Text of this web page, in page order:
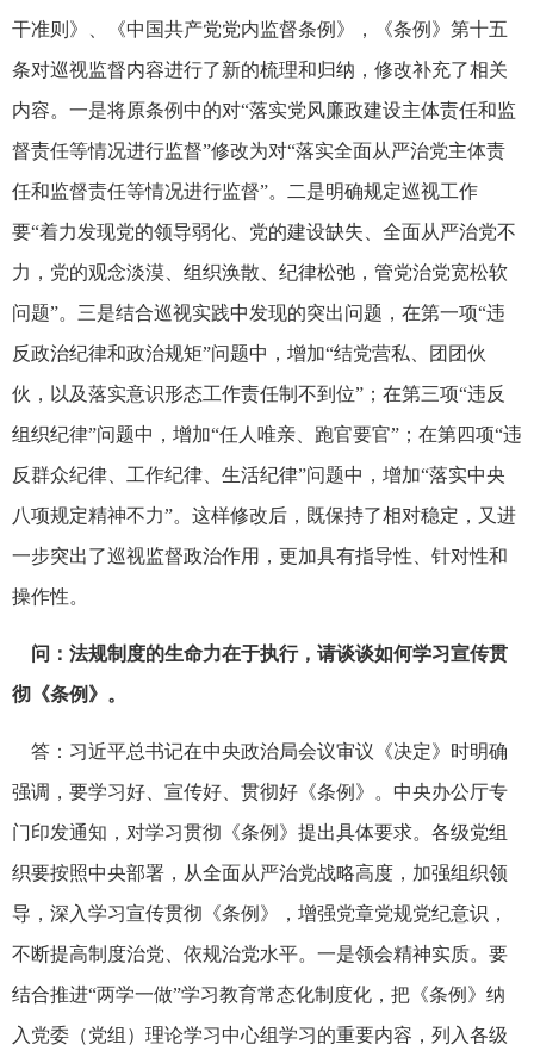
干准则》、《中国共产党党内监督条例》，《条例》第十五
条对巡视监督内容进行了新的梳理和归纳，修改补充了相关
内容。一是将原条例中的对“落实党风廉政建设主体责任和监
督责任等情况进行监督”修改为对“落实全面从严治党主体责
任和监督责任等情况进行监督”。二是明确规定巡视工作
要“着力发现党的领导弱化、党的建设缺失、全面从严治党不
力，党的观念淡漠、组织涣散、纪律松弛，管党治党宽松软
问题”。三是结合巡视实践中发现的突出问题，在第一项“违
反政治纪律和政治规矩”问题中，增加“结党营私、团团伙
伙，以及落实意识形态工作责任制不到位”；在第三项“违反
组织纪律”问题中，增加“任人唯亲、跑官要官”；在第四项“违
反群众纪律、工作纪律、生活纪律”问题中，增加“落实中央
八项规定精神不力”。这样修改后，既保持了相对稳定，又进
一步突出了巡视监督政治作用，更加具有指导性、针对性和
操作性。
问：法规制度的生命力在于执行，请谈谈如何学习宣传贯
彻《条例》。
答：习近平总书记在中央政治局会议审议《决定》时明确
强调，要学习好、宣传好、贯彻好《条例》。中央办公厅专
门印发通知，对学习贯彻《条例》提出具体要求。各级党组
织要按照中央部署，从全面从严治党战略高度，加强组织领
导，深入学习宣传贯彻《条例》，增强党章党规党纪意识，
不断提高制度治党、依规治党水平。一是领会精神实质。要
结合推进“两学一做”学习教育常态化制度化，把《条例》纳
入党委（党组）理论学习中心组学习的重要内容，列入各级